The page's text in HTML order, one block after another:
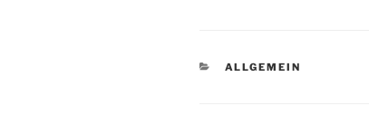
KATEGORIEN
ALLGEMEIN